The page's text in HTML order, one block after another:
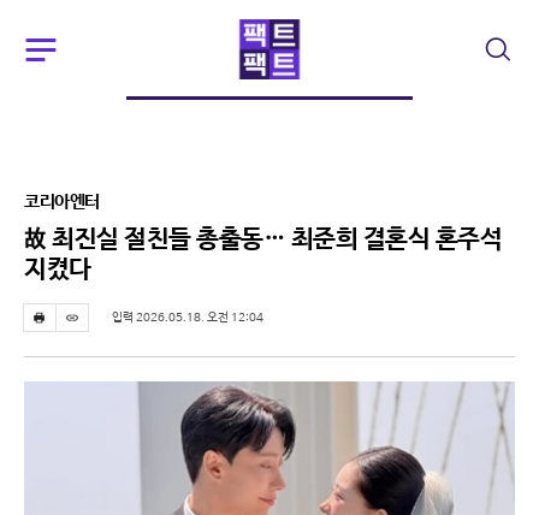
검
주
펼
치
기
코리아엔터
故 최진실 절친들 총출동… 최준희 결혼식 혼주석
지켰다
프
린
스
크
입력 2026.05.18. 오전 12:04